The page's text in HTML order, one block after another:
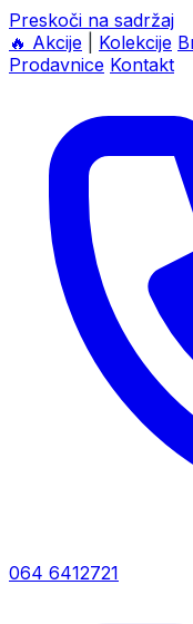
Preskoči na sadržaj
🔥 Akcije Kolekcije
Prodavnice Kontakt
064 6412721